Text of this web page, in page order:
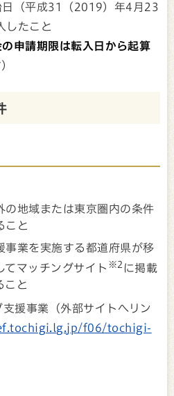
（平成31（2019）年4月23
したこと
申請期限は転入日から起算
の地域または東京圏内の条件
こと
事業を実施する都道府県が移
てマッチングサイト ※2 に掲載
こと
援事業（外部サイトへリン
f06/tochigi-